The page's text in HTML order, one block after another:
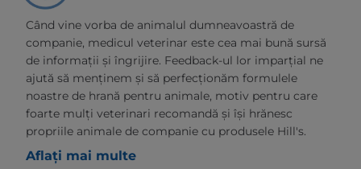
Când vine vorba de animalul dumneavoastră de
companie, medicul veterinar este cea mai bună sursă
de informații și îngrijire. Feedback-ul lor imparțial ne
ajută să menținem și să perfecționăm formulele
noastre de hrană pentru animale, motiv pentru care
foarte mulți veterinari recomandă și își hrănesc
propriile animale de companie cu produsele Hill's.
Aflați mai multe